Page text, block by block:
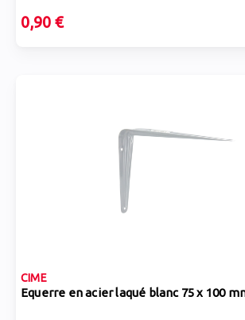
0,90 €
CIME
Equerre en acier laqué blanc 75 x 100